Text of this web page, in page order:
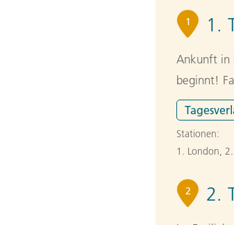
1 1.
Ankunft in
beginnt!
Stationen:
1. London,
2 2.